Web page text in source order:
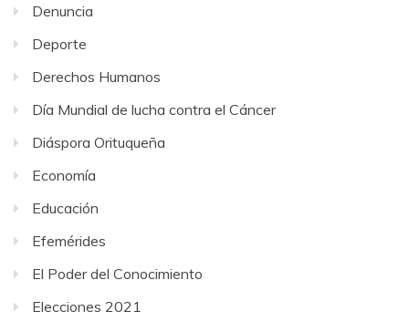
Denuncia
Deporte
Derechos Humanos
Día Mundial de lucha contra el Cáncer
Diáspora Orituqueña
Economía
Educación
Efemérides
El Poder del Conocimiento
Elecciones 2021